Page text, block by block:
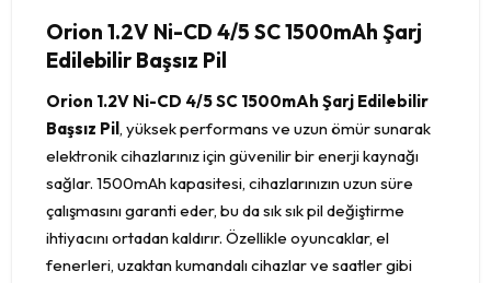
Orion 1.2V Ni-CD 4/5 SC 1500mAh Şarj
Edilebilir Başsız Pil
Orion 1.2V Ni-CD 4/5 SC 1500mAh Şarj Edilebilir
Başsız Pil, yüksek performans ve uzun ömür sunarak
elektronik cihazlarınız için güvenilir bir enerji kaynağı
sağlar. 1500mAh kapasitesi, cihazlarınızın uzun süre
çalışmasını garanti eder, bu da sık sık pil değiştirme
ihtiyacını ortadan kaldırır. Özellikle oyuncaklar, el
fenerleri, uzaktan kumandalı cihazlar ve saatler gibi